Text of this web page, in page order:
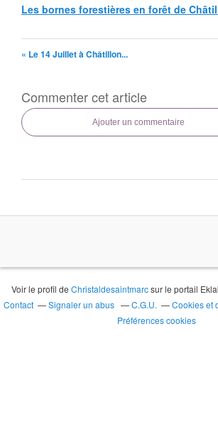
Les bornes forestières en forêt de
« Le 14 Juillet à Châtillon...
Commenter cet article
Ajouter un commentaire
Voir le profil deChristaldesaintmarcsur le portail
Contact
Signaler un abus C.G.U.
Cookies et
Préférences cookies